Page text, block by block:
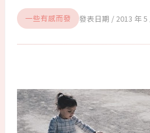
一些有感而發 2013 年 5